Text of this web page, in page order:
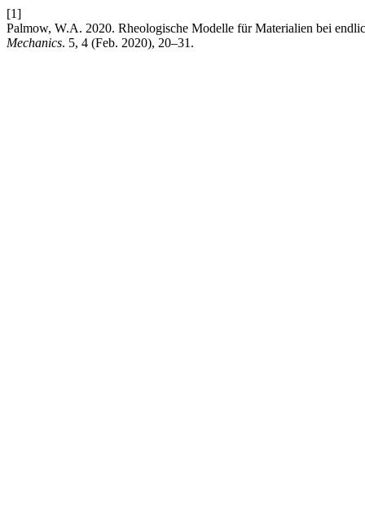
[1]
Palmow, W.A. 2020. Rheologische Modelle für Materialien bei
Mechanics. 5, 4 (Feb. 2020), 20–31.